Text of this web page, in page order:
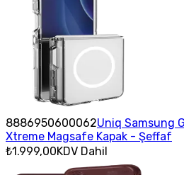
8886950600062Uniq Samsung
Xtreme Magsafe Kapak - Şeffaf
₺1.999,00KDV Dahil